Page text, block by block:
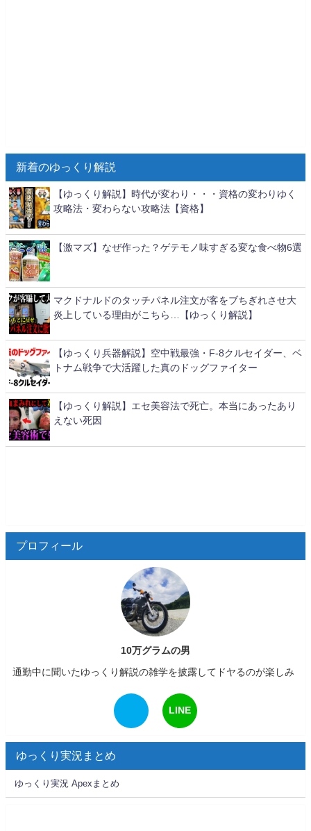
新着のゆっくり解説
【ゆっくり解説】時代が変わり・・・資格の変わりゆく
攻略法・変わらない攻略法【資格】
【激マズ】なぜ作った？ゲテモノ味すぎる変な食べ物6選
マクドナルドのタッチパネル注文が客をブちぎれさせ大
炎上している理由がこちら…【ゆっくり解説】
【ゆっくり兵器解説】空中戦最強・F-8クルセイダー、ベ
トナム戦争で大活躍した真のドッグファイター
【ゆっくり解説】エセ美容法で死亡。本当にあったあり
えない死因
プロフィール
10万グラムの男
通勤中に聞いたゆっくり解説の雑学を披露してドヤるのが楽しみ
LINE
ゆっくり実況まとめ
ゆっくり実況 Apexまとめ